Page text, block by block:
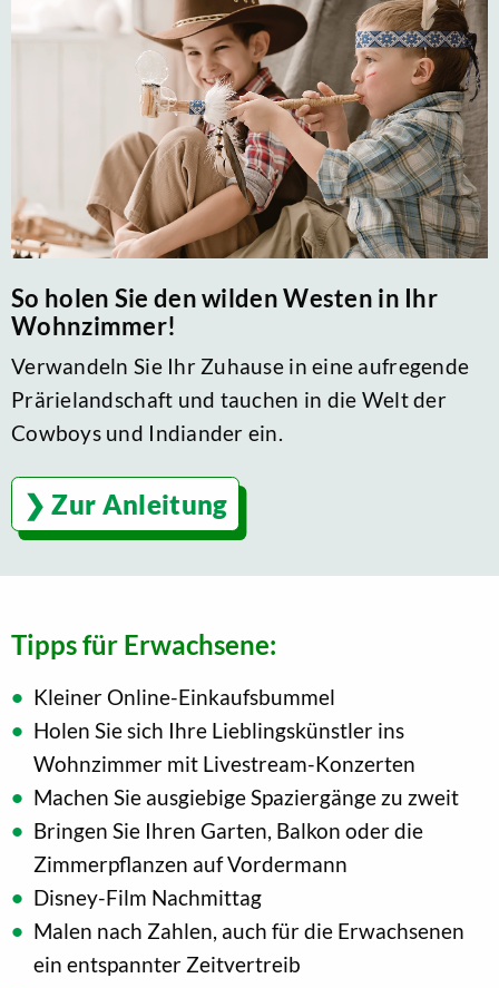
So holen Sie den wilden Westen in Ihr
Wohnzimmer!
Verwandeln Sie Ihr Zuhause in eine aufregende
Prärielandschaft und tauchen in die Welt der
Cowboys und Indiander ein.
Zur Anleitung
Tipps für Erwachsene:
Kleiner Online-Einkaufsbummel
Holen Sie sich Ihre Lieblingskünstler ins
Wohnzimmer mit Livestream-Konzerten
Machen Sie ausgiebige Spaziergänge zu zweit
Bringen Sie Ihren Garten, Balkon oder die
Zimmerpflanzen auf Vordermann
Disney-Film Nachmittag
Malen nach Zahlen, auch für die Erwachsenen
ein entspannter Zeitvertreib